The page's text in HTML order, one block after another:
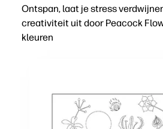
Ontspan, laat je stress
creativiteit uit door Peacock
kleuren
Ingewikkelde pauw- en
Een eenvoudige activiteit
Het ontwerp van één pagina